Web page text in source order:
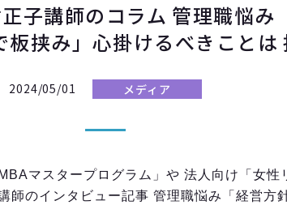
子講師のコラム 管理職悩み
板挟み」心掛けるべきことは
2024/05/01 メディア
マスタープログラム」や 法人向け「女性
師のインタビュー記事 管理職悩み「経営方